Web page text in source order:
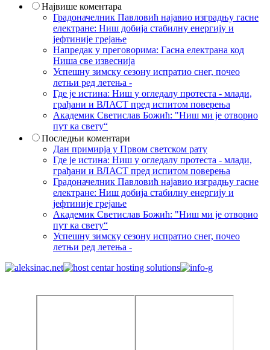
Највише коментара
Градоначелник Павловић најавио изградњу гасне
електране: Ниш добија стабилну енергију и
јефтиније грејање
Напредак у преговорима: Гасна електрана код
Ниша све извеснија
Успешну зимску сезону испратио снег, почео
летњи ред летења -
Где је истина: Ниш у огледалу протеста - млади,
грађани и ВЛАСТ пред испитом поверења
Академик Светислав Божић: "Ниш ми је отворио
пут ка свету“
Последњи коментари
Дан примирја у Првом светском рату
Где је истина: Ниш у огледалу протеста - млади,
грађани и ВЛАСТ пред испитом поверења
Градоначелник Павловић најавио изградњу гасне
електране: Ниш добија стабилну енергију и
јефтиније грејање
Академик Светислав Божић: "Ниш ми је отворио
пут ка свету“
Успешну зимску сезону испратио снег, почео
летњи ред летења -